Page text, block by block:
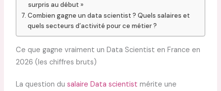
surpris au début »
Combien gagne un data scientist ? Quels salaires et
quels secteurs d’activité pour ce métier ?
Ce que gagne vraiment un Data Scientist en France en
2026 (les chiffres bruts)
La question du salaire Data scientist mérite une